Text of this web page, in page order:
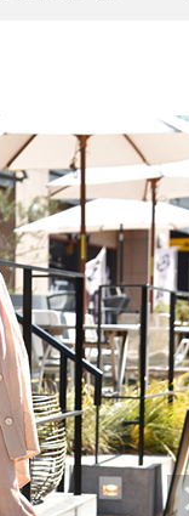
ック
グ・マキシ丈
他スカート
チュニック
ロング・マキ
その他スカー
カーディガン・
シャツ・ブラウス
スウェット・パ
ニット
その他のパンツ
デニムパンツ